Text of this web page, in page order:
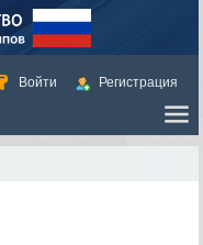
Войти Регистрация